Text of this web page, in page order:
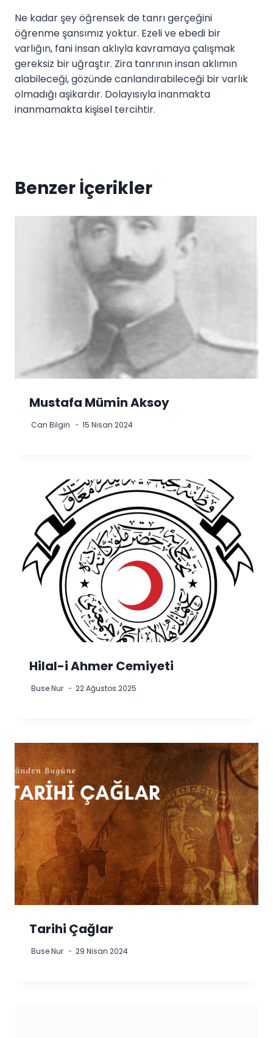
Ne kadar şey öğrensek de tanrı gerçeğini
öğrenme şansımız yoktur. Ezeli ve ebedi bir
varlığın, fani insan aklıyla kavramaya çalışmak
gereksiz bir uğraştır. Zira tanrının insan aklımın
alabileceği, gözünde canlandırabileceği bir varlık
olmadığı aşikardır. Dolayısıyla inanmakta
inanmamakta kişisel tercihtir.
Benzer İçerikler
Mustafa Mümin Aksoy
Can Bilgin 15 Nisan 2024
Hilal-i Ahmer Cemiyeti
Buse Nur 22 Ağustos 2025
Tarihi Çağlar
Buse Nur 29 Nisan 2024